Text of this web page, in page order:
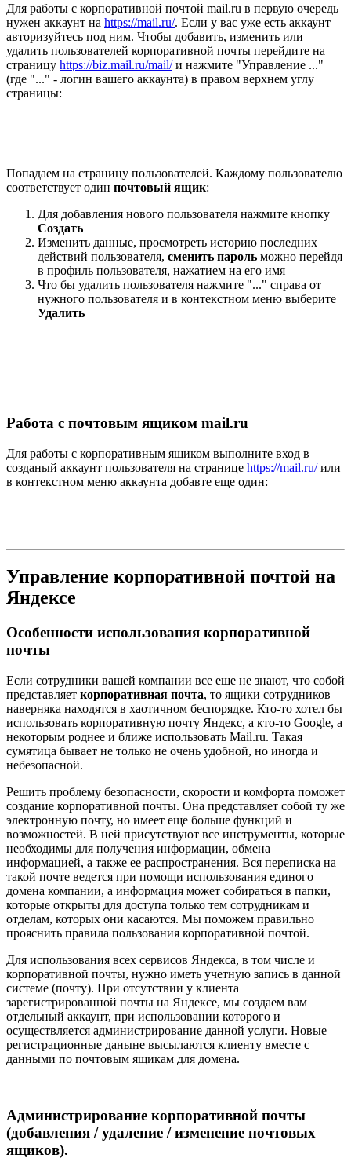
Для работы с корпоративной почтой mail.ru в первую очередь
нужен аккаунт на https://mail.ru/. Если у вас уже есть аккаунт
авторизуйтесь под ним. Чтобы добавить, изменить или
удалить пользователей корпоративной почты перейдите на
страницу https://biz.mail.ru/mail/и нажмите "Управление ..."
(где "..." - логин вашего аккаунта) в правом верхнем углу
страницы:
Попадаем на страницу пользователей. Каждому пользователю
соответствует один почтовый ящик:
Для добавления нового пользователя нажмите кнопку
Создать
Изменить данные, просмотреть историю последних
действий пользователя, сменить пароль можно перейдя
в профиль пользователя, нажатием на его имя
Что бы удалить пользователя нажмите "..." справа от
нужного пользователя и в контекстном меню выберите
Удалить
Работа с почтовым ящиком mail.ru
Для работы с корпоративным ящиком выполните вход в
созданый аккаунт пользователя на странице https://mail.ru/или
в контекстном меню аккаунта добавте еще один:
Управление корпоративной почтой на
Яндексе
Особенности использования корпоративной
почты
Если сотрудники вашей компании все еще не знают, что собой
представляет корпоративная почта, то ящики сотрудников
наверняка находятся в хаотичном беспорядке. Кто-то хотел бы
использовать корпоративную почту Яндекс, а кто-то Google, а
некоторым роднее и ближе использовать Mail.ru. Такая
сумятица бывает не только не очень удобной, но иногда и
небезопасной.
Решить проблему безопасности, скорости и комфорта поможет
создание корпоративной почты. Она представляет собой ту же
электронную почту, но имеет еще больше функций и
возможностей. В ней присутствуют все инструменты, которые
необходимы для получения информации, обмена
информацией, а также ее распространения. Вся переписка на
такой почте ведется при помощи использования единого
домена компании, а информация может собираться в папки,
которые открыты для доступа только тем сотрудникам и
отделам, которых они касаются. Мы поможем правильно
прояснить правила пользования корпоративной почтой.
Для использования всех сервисов Яндекса, в том числе и
корпоративной почты, нужно иметь учетную запись в данной
системе (почту). При отсутствии у клиента
зарегистрированной почты на Яндексе, мы создаем вам
отдельный аккаунт, при использовании которого и
осуществляется администрирование данной услуги. Новые
регистрационные даныне высылаются клиенту вместе с
данными по почтовым ящикам для домена.
Администрирование корпоративной почты
(добавления / удаление / изменение почтовых
ящиков).